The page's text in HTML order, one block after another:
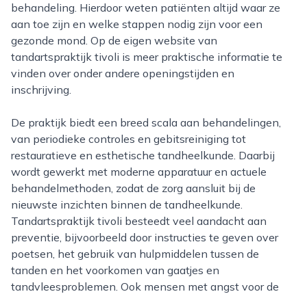
behandeling. Hierdoor weten patiënten altijd waar ze
aan toe zijn en welke stappen nodig zijn voor een
gezonde mond. Op de eigen website van
tandartspraktijk tivoli is meer praktische informatie te
vinden over onder andere openingstijden en
inschrijving.
De praktijk biedt een breed scala aan behandelingen,
van periodieke controles en gebitsreiniging tot
restauratieve en esthetische tandheelkunde. Daarbij
wordt gewerkt met moderne apparatuur en actuele
behandelmethoden, zodat de zorg aansluit bij de
nieuwste inzichten binnen de tandheelkunde.
Tandartspraktijk tivoli besteedt veel aandacht aan
preventie, bijvoorbeeld door instructies te geven over
poetsen, het gebruik van hulpmiddelen tussen de
tanden en het voorkomen van gaatjes en
tandvleesproblemen. Ook mensen met angst voor de